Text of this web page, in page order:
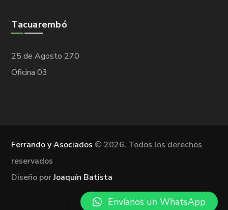
Tacuarembó
25 de Agosto 270
Oficina 03
Ferrando y Asociados ©2026. Todos los derechos
reservados
Diseño porJoaquín Batista
Envíanos un WhatsApp